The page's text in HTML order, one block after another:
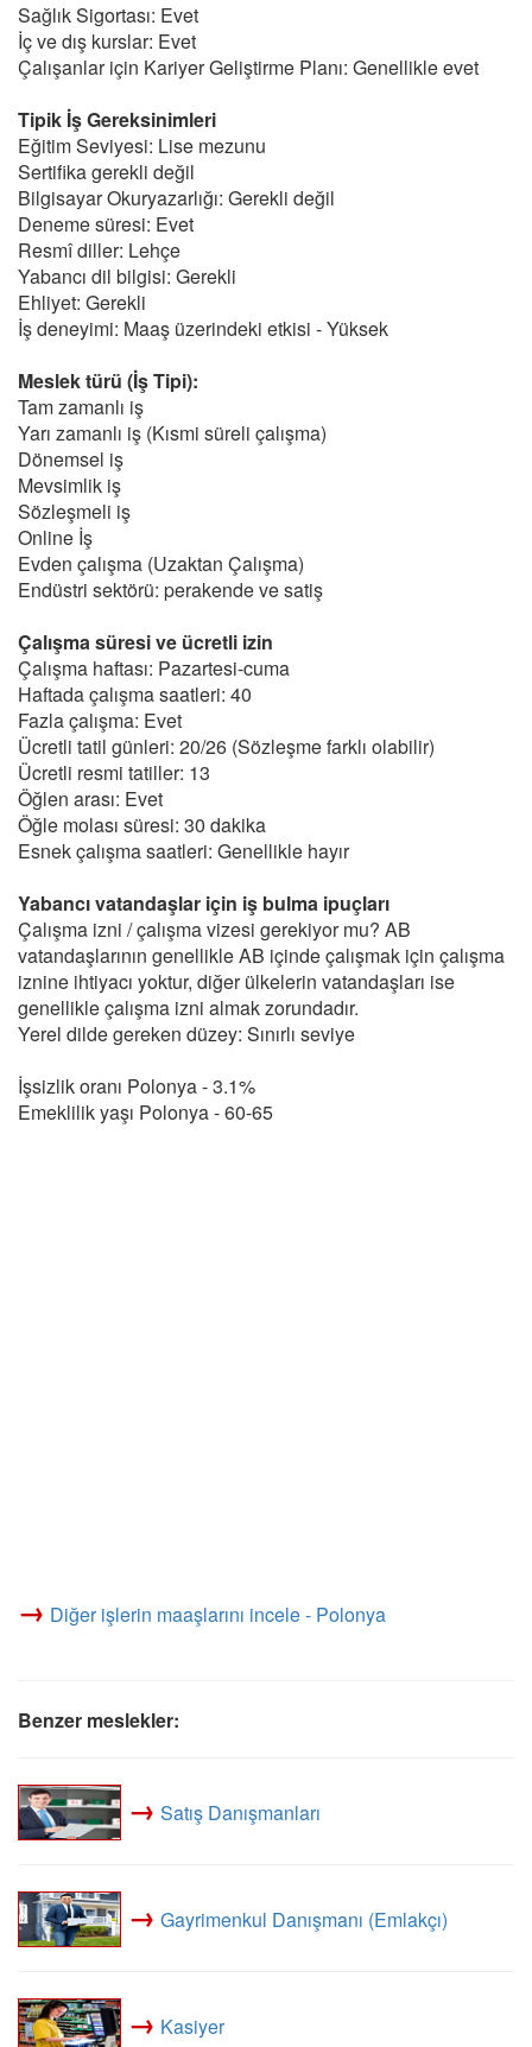
Sağlık Sigortası: Evet
İç ve dış kurslar: Evet
Çalışanlar için Kariyer Geliştirme Planı: Genellikle evet
Tipik İş Gereksinimleri
Eğitim Seviyesi: Lise mezunu
Sertifika gerekli değil
Bilgisayar Okuryazarlığı: Gerekli değil
Deneme süresi: Evet
Resmî diller: Lehçe
Yabancı dil bilgisi: Gerekli
Ehliyet: Gerekli
İş deneyimi: Maaş üzerindeki etkisi - Yüksek
Meslek türü (İş Tipi):
Tam zamanlı iş
Yarı zamanlı iş (Kısmi süreli çalışma)
Dönemsel iş
Mevsimlik iş
Sözleşmeli iş
Online İş
Evden çalışma (Uzaktan Çalışma)
Endüstri sektörü: perakende ve satiş
Çalışma süresi ve ücretli izin
Çalışma haftası: Pazartesi-cuma
Haftada çalışma saatleri: 40
Fazla çalışma: Evet
Ücretli tatil günleri: 20/26 (Sözleşme farklı olabilir)
Ücretli resmi tatiller: 13
Öğlen arası: Evet
Öğle molası süresi: 30 dakika
Esnek çalışma saatleri: Genellikle hayır
Yabancı vatandaşlar için iş bulma ipuçları
Çalışma izni / çalışma vizesi gerekiyor mu? AB
vatandaşlarının genellikle AB içinde çalışmak için çalışma
iznine ihtiyacı yoktur, diğer ülkelerin vatandaşları ise
genellikle çalışma izni almak zorundadır.
Yerel dilde gereken düzey: Sınırlı seviye
İşsizlik oranı Polonya - 3.1%
Emeklilik yaşı Polonya - 60-65
→ Diğer işlerin maaşlarını incele - Polonya
Benzer meslekler:
→ Satış Danışmanları
→ Gayrimenkul Danışmanı (Emlakçı)
→ Kasiyer